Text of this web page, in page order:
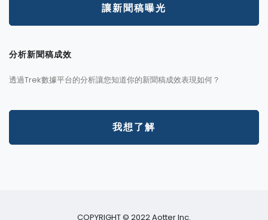
讓新聞稿曝光
分析新聞稿成效
透過Trek數據平台的分析讓您知道你的新聞稿成效表現如何？
我想了解
COPYRIGHT © 2022 Aotter Inc.